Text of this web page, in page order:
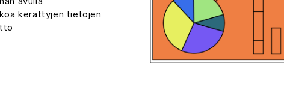
kerättyjen tietojen